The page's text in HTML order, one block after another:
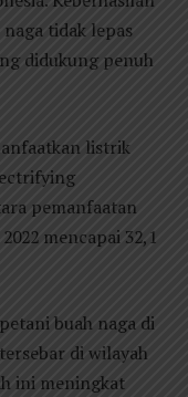
tidak lepas
didukung penuh
listrik
pemanfaatan
mencapai 32,1
buah naga di
di wilayah
ini meningkat